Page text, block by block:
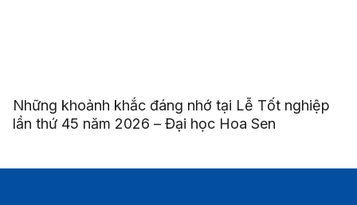
Những khoảnh khắc đáng nhớ tại Lễ Tốt nghiệp
lần thứ 45 năm 2026 – Đại học Hoa Sen